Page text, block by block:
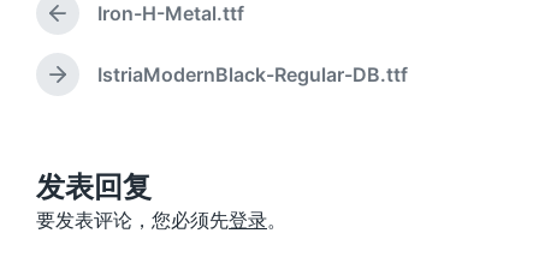
上
篇
文
章
Iron-H-Metal.ttf
下
：
IstriaModernBlack-Regular-DB.ttf
发表回复
要发表评论，您必须先登录。